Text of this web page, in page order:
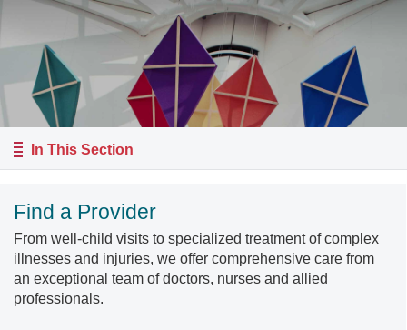
In This Section
Find a Provider
From well-child visits to specialized treatment of complex
illnesses and injuries, we offer comprehensive care from
an exceptional team of doctors, nurses and allied
professionals.